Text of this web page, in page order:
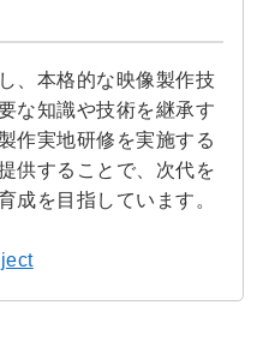
、本格的な映像製作技
な知識や技術を継承す
作実地研修を実施する
供することで、次代を
成を目指しています。